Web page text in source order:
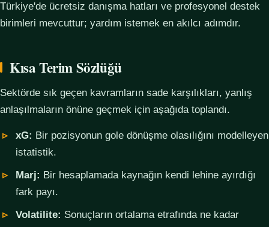
Türkiye'de ücretsiz danışma hatları ve profesyonel destek
birimleri mevcuttur; yardım istemek en akılcı adımdır.
Kısa Terim Sözlüğü
Sektörde sık geçen kavramların sade karşılıkları, yanlış
anlaşılmaların önüne geçmek için aşağıda toplandı.
xG: Bir pozisyonun gole dönüşme olasılığını modelleyen
istatistik.
Marj: Bir hesaplamada kaynağın kendi lehine ayırdığı
fark payı.
Volatilite: Sonuçların ortalama etrafında ne kadar